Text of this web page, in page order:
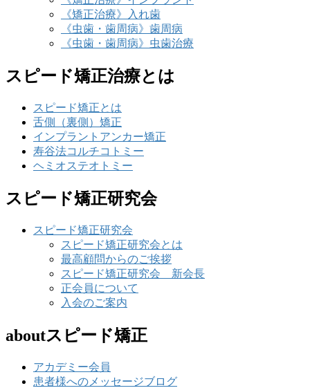
《矯正治療》入れ歯
《虫歯・歯周病》歯周病
《虫歯・歯周病》虫歯治療
スピード矯正治療とは
スピード矯正とは
舌側（裏側）矯正
インプラントアンカー矯正
寿谷法コルチコトミー
ヘミオステオトミー
スピード矯正研究会
スピード矯正研究会
スピード矯正研究会とは
最高顧問からのご挨拶
スピード矯正研究会 新会長
正会員について
入会のご案内
aboutスピード矯正
アカデミー会員
患者様へのメッセージブログ